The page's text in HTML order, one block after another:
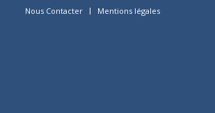
Nous Contacter
Mentions légales